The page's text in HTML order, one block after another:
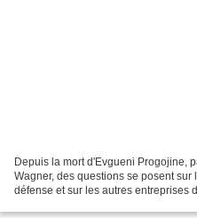
Depuis la mort d'Evgueni Progojine,
Wagner, des questions se posent
défense et sur les autres entreprises